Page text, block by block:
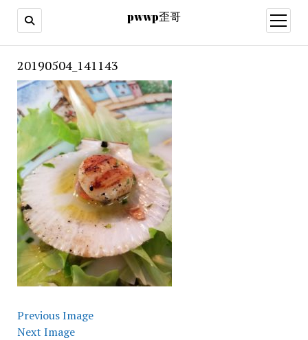
pwwp歪哥
open
menu
20190504_141143
Previous Image
Next Image